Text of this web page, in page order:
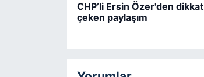
CHP’li Ersin Özer'den dikkat
çeken paylaşım